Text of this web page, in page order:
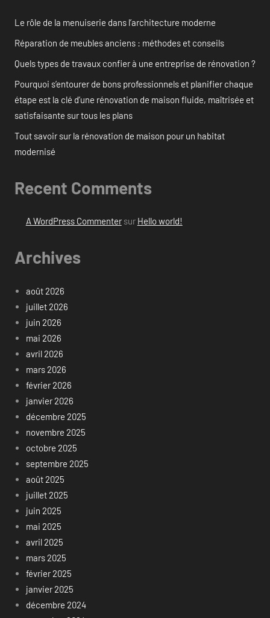
Le rôle de la menuiserie dans l’architecture moderne
Réparation de meubles anciens : méthodes et conseils
Quels types de travaux confier à une entreprise de rénovation ?
Pourquoi s’entourer de bons professionnels et planifier chaque
étape est la clé d’une rénovation de maison fluide, maîtrisée et
satisfaisante sur tous les plans
Tout savoir sur la rénovation de maison pour un habitat
modernisé
Recent Comments
A WordPress Commentersur Hello world!
Archives
août 2026
juillet 2026
juin 2026
mai 2026
avril 2026
mars 2026
février 2026
janvier 2026
décembre 2025
novembre 2025
octobre 2025
septembre 2025
août 2025
juillet 2025
juin 2025
mai 2025
avril 2025
mars 2025
février 2025
janvier 2025
décembre 2024